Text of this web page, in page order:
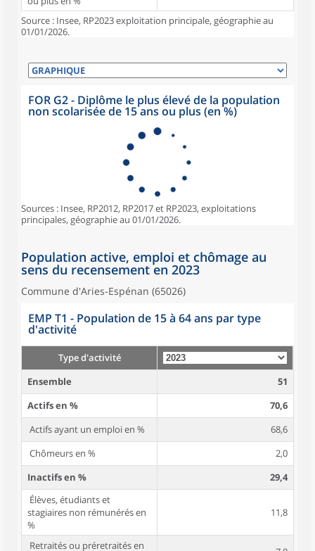
Source : Insee, RP2023 exploitation principale, géographie au
01/01/2026.
FOR G2 - Diplôme le plus élevé de la population
non scolarisée de 15 ans ou plus (en %)
Sources : Insee, RP2012, RP2017 et RP2023, exploitations
principales, géographie au 01/01/2026.
Population active, emploi et chômage au
sens du recensement en 2023
Commune d'Aries-Espénan (65026)
EMP T1 - Population de 15 à 64 ans par type
d'activité
Type d'activité
Ensemble
51
Actifs en %
70,6
Actifs ayant un emploi en %
68,6
Chômeurs en %
2,0
Inactifs en %
29,4
Élèves, étudiants et
stagiaires non rémunérés en
%
11,8
Retraités ou préretraités en